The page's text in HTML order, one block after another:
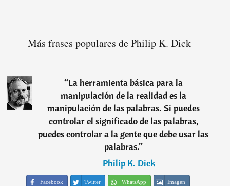
Más frases populares de Philip K. Dick
“La herramienta básica para la
manipulación de la realidad es la
manipulación de las palabras. Si puedes
controlar el significado de las palabras,
puedes controlar a la gente que debe usar las
palabras.”
―Philip K. Dick
Facebook Twitter WhatsApp Imagen